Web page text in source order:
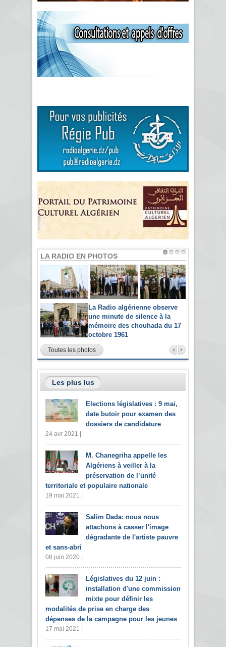
LA RADIO EN PHOTOS
La Radio algérienne observe
une minute de silence à la
mémoire des chouhada du 17
octobre 1961
Toutes les photos
Les plus lus
Elections législatives : 9 mai,
date butoir pour examen des
dossiers de candidature
24 avr 2021 |
M. Chanegriha appelle les
Algériens à veiller à la
préservation de l’unité
territoriale et populaire nationale
19 mai 2021 |
Salim Dada: nous nous
attachons à casser l'image
dégradante de l'artiste pauvre
et sans-abri
08 juin 2020 |
Législatives du 12 juin :
installation d'une commission
mixte pour définir les
modalités de prise en charge des
dépenses de la campagne pour les jeunes
17 mai 2021 |